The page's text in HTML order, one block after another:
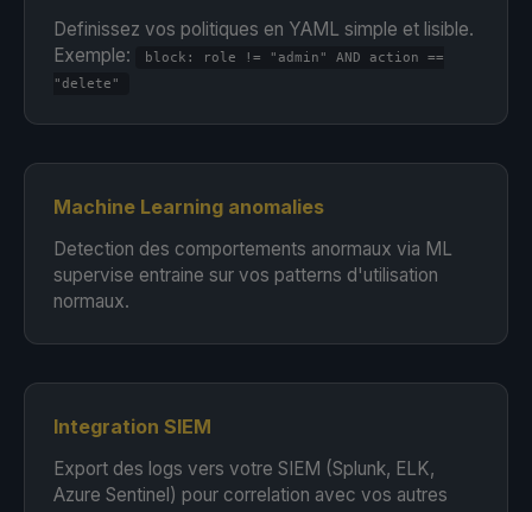
Definissez vos politiques en YAML simple et lisible.
Exemple:
block: role != "admin" AND action ==
"delete"
Machine Learning anomalies
Detection des comportements anormaux via ML
supervise entraine sur vos patterns d'utilisation
normaux.
Integration SIEM
Export des logs vers votre SIEM (Splunk, ELK,
Azure Sentinel) pour correlation avec vos autres